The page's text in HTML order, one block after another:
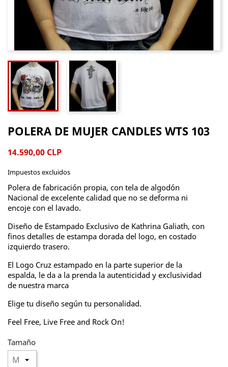
POLERA DE MUJER CANDLES WTS 103
14.590,00 CLP
Impuestos excluidos
Polera de fabricación propia, con tela de algodón
Nacional de excelente calidad que no se deforma ni
encoje con el lavado.
Diseño de Estampado Exclusivo de Kathrina Galiath, con
finos detalles de estampa dorada del logo, en costado
izquierdo trasero.
El Logo Cruz estampado en la parte superior de la
espalda, le da a la prenda la autenticidad y exclusividad
de nuestra marca
Elige tu diseño según tu personalidad.
Feel Free, Live Free and Rock On!
Tamaño